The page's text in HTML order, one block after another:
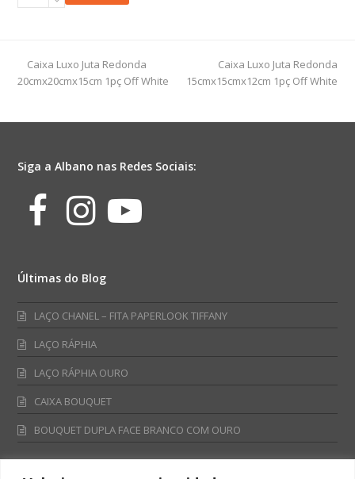
Rosa
quantidade
previous
post:
Caixa Luxo Juta Redonda
20cmx20cmx15cm 1pç Off White
next
post:
Caixa Luxo Juta Redonda
15cmx15cmx12cm 1pç Off White
Siga a Albano nas Redes Sociais:
Facebook
Instagram
Youtube
Últimas do Blog
LAÇO CHANEL – FITA PAPERLOOK TIFFANY
LAÇO RÁPHIA
LAÇO RÁPHIA OURO
CAIXA BOUQUET
BOUQUET DUPLA FACE BRANCO COM OURO